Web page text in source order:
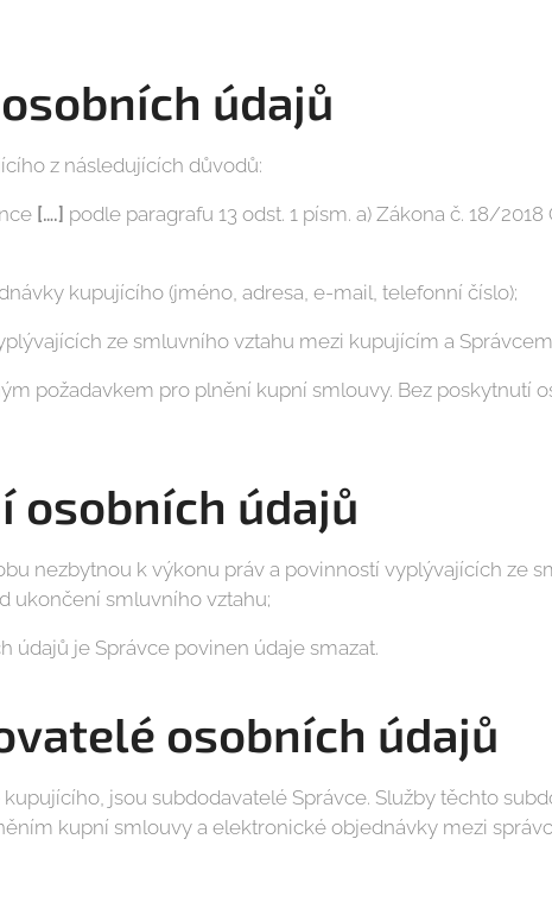
údajů
z následujících důvodů:
[….] podle paragrafu 13 odst. 1 písm. a) Zákona č. 18/
kupujícího (jméno, adresa, e-mail, telefonní číslo);
ze smluvního vztahu mezi kupujícím a
požadavkem pro plnění kupní smlouvy. Bez poskytnutí
osobních údajů
nezbytnou k výkonu práv a povinností vyplývajících ze
ukončení smluvního vztahu;
údajů je Správce povinen údaje smazat.
osobních údajů
jsou subdodavatelé Správce. Služby těchto
kupní smlouvy a elektronické objednávky mezi